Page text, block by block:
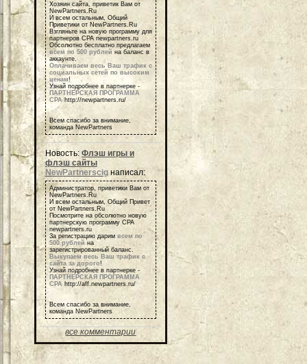
Хозяин сайта, приветик Вам от
NewPartners.Ru
И всем остальным, Общий
Приветики от NewPartners.Ru
Взгляньте на новую программу для
партнеров СРА newpartners.ru
Обсолютно бесплатно предлагаем
всем по 500 рублей на баланс в
аккаунте.
Оплачиваем весь Ваш трафик с
социальных сетей по высоким
ценам!
Узнай подробнее в партнерке -
ПАРТНЕРСКАЯ ПРОГРАММА
СРА http://newpartners.ru/
Всем спасибо за внимание,
команда NewPartners
Новость: Флэш игры и
флэш сайты
NewPartnerscig написал:
Администратор, приветики Вам от
NewPartners.Ru
И всем остальным, Общий Привет
от NewPartners.Ru
Посмотрите на обсолютно новую
партнерскую программу СРА
newpartners.ru
За регистрацию дарим всем по
500 рублейна
зарегистрированный баланс.
Выкупаем весь Ваш трафик с
сайта за дорого!
Узнай подробнее в партнерке -
ПАРТНЕРСКАЯ ПРОГРАММА
СРА http://aff.newpartners.ru/
Всем спасибо за внимание,
команда NewPartners
все комментарии